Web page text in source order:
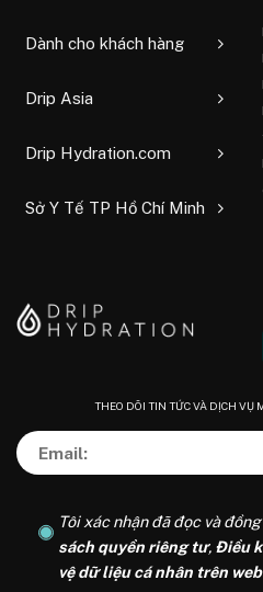
Dành cho khách hàng
Drip Asia
Drip Hydration.com
Sở Y Tế TP Hồ Chí Minh
THEO DÕI TIN TỨC VÀ DỊCH VỤ
Tôi xác nhận đã đọc và
sách quyền riêng tư, Điều
vệ dữ liệu cá nhân trên